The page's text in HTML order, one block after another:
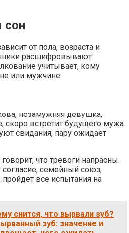
сон
от пола, возраста и
расшифровывают
учитывает, кому
или мужчине.
незамужняя девушка,
скоро встретит будущего мужа.
свидания, пару ожидает
что тревоги напрасны.
семейный союз,
все испытания на
снится, что вырвали зуб?
зуб: значение и